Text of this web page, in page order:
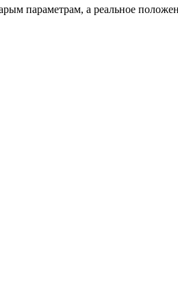
параметрам, а реальное